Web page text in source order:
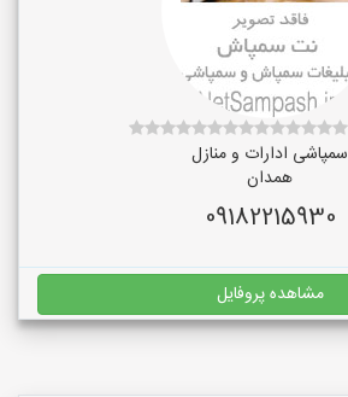
سمپاشی ادارات و منازل
همدان
09182215930
مشاهده پروفایل